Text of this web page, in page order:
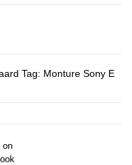
Tag: Monture Sony E
on